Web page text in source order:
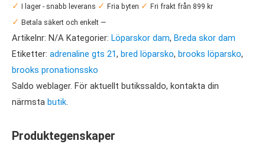
✓ I lager - snabb leverans ✓ Fria byten ✓ Fri frakt från 899 kr
✓ Betala säkert och enkelt —
Artikelnr: N/A Kategorier: Löparskor dam, Breda skor dam
Etiketter: adrenaline gts 21, bred löparsko, brooks löparsko,
brooks pronationssko
Saldo weblager. För aktuellt butikssaldo, kontakta din
närmsta butik.
Produktegenskaper